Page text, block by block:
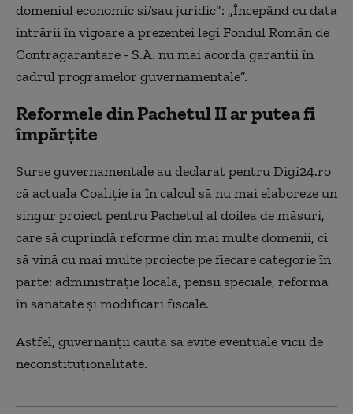
domeniul economic si/sau juridic”: „Începând cu data
intrării în vigoare a prezentei legi Fondul Român de
Contragarantare - S.A. nu mai acorda garantii în
cadrul programelor guvernamentale”.
Reformele din Pachetul II ar putea fi
împărțite
Surse guvernamentale au declarat pentru Digi24.ro
că actuala Coaliție ia în calcul să nu mai elaboreze un
singur proiect pentru Pachetul al doilea de măsuri,
care să cuprindă reforme din mai multe domenii, ci
să vină cu mai multe proiecte pe fiecare categorie în
parte: administrație locală, pensii speciale, reformă
în sănătate și modificări fiscale.
Astfel, guvernanții caută să evite eventuale vicii de
neconstituționalitate.